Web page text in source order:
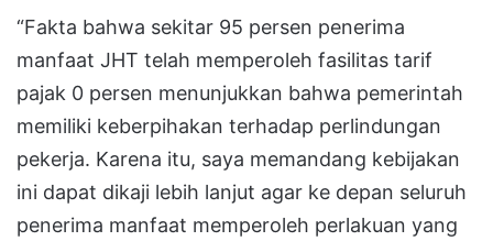
“Fakta bahwa sekitar 95 persen penerima
manfaat JHT telah memperoleh fasilitas tarif
pajak 0 persen menunjukkan bahwa pemerintah
memiliki keberpihakan terhadap perlindungan
pekerja. Karena itu, saya memandang kebijakan
ini dapat dikaji lebih lanjut agar ke depan seluruh
penerima manfaat memperoleh perlakuan yang